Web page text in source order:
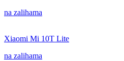
na zalihama
Xiaomi Mi 10T Lite
na zalihama